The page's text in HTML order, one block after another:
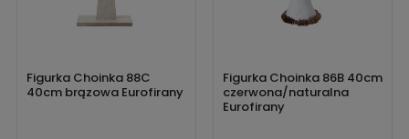
Figurka Choinka 88C
40cm brązowa Eurofirany
Figurka Choinka 86B 40cm
czerwona/naturalna
Eurofirany